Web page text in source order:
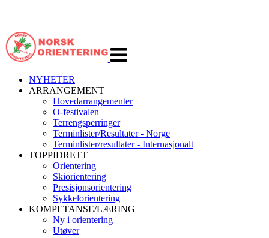
navigasjon
NYHETER
ARRANGEMENT
Hovedarrangementer
O-festivalen
Terrengsperringer
Terminlister/Resultater - Norge
Terminlister/resultater - Internasjonalt
TOPPIDRETT
Orientering
Skiorientering
Presisjonsorientering
Sykkelorientering
KOMPETANSE/LÆRING
Ny i orientering
Utøver